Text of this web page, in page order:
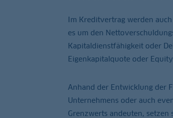
Im Kreditvertrag werden
es um den
Kapitaldienstfähigkeit oder
Eigenkapitalquote oder
Anhand der Entwicklung der
Unternehmens oder auch
Grenzwerts andeuten, setzen